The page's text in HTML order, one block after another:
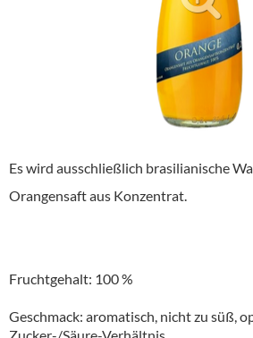
Es wird ausschließlich brasilianische
Orangensaft aus Konzentrat.
Fruchtgehalt: 100 %
Geschmack: aromatisch, nicht zu süß,
Zucker-/Säure-Verhältnis